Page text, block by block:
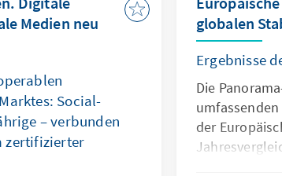
Medien neu
Social-
– verbunden
zertifizierter
globalen
Ergebnisse
Die
der